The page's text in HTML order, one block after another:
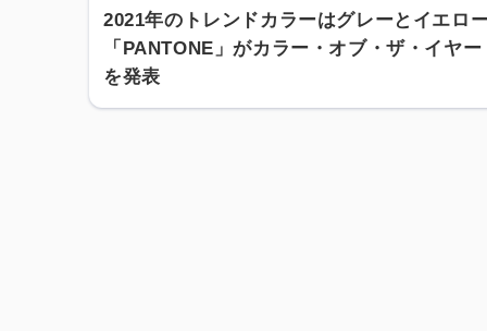
2021年のトレンドカラーはグレーとイエロ
「PANTONE」がカラー・オブ・ザ・イヤー
を発表